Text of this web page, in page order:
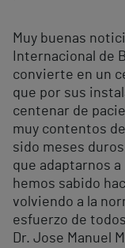
Muy buenas
Internacional de
convierte en un
que por sus
centenar de
muy contentos
sido meses
que adaptarnos
hemos sabido
volviendo a la
esfuerzo de
Dr. Jose Manuel